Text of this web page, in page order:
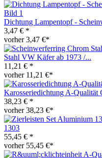
Dichtung Lampentopf -
3,47 € *
vorher 3,47 €*
Stahl VW Käfer ab 1973 /...
11,21 € *
vorher 11,21 €*
Karosseriedichtung A-Qualität
38,23 € *
vorher 38,23 €*
1303
55,45 € *
vorher 55,45 €*